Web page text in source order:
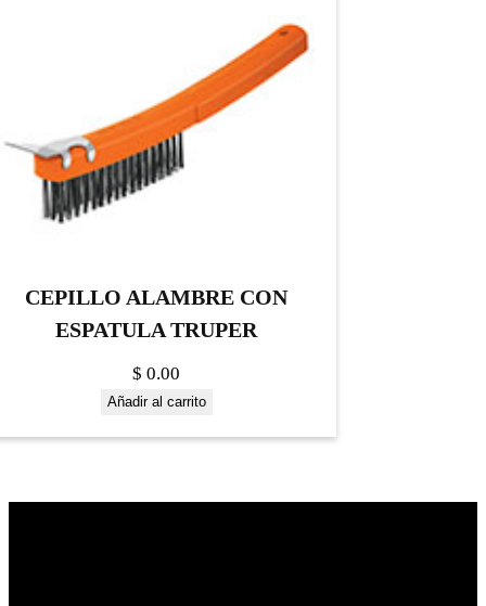
CEPILLO ALAMBRE CON
ESPATULA TRUPER
$ 0.00
Añadir al carrito